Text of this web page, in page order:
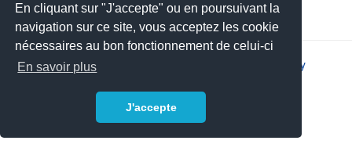
En cliquant sur "J'accepte" ou en poursuivant la
navigation sur ce site, vous acceptez les cookie
nécessaires au bon fonctionnement de celui-ci
En savoir plus
J'accepte
2026 © JSYS | Privacy policy